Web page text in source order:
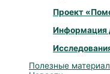
Проект
Информация
Полезные